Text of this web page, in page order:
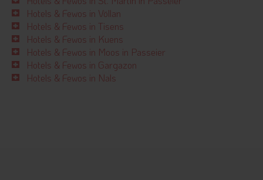
Hotels & Fewos in Völlan
Hotels & Fewos in Tisens
Hotels & Fewos in Kuens
Hotels & Fewos in Moos in Passeier
Hotels & Fewos in Gargazon
Hotels & Fewos in Nals